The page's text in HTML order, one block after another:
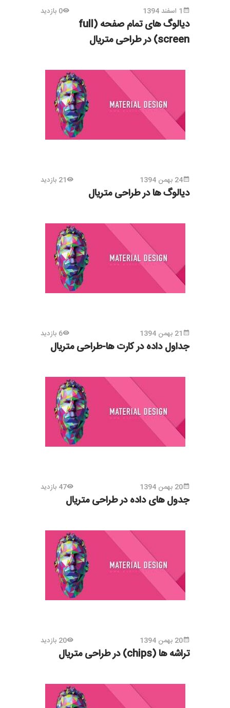
1 اسفند 1394 0 بازدید
دیالوگ های تمام صفحه (full
screen) در طراحی متریال
24 بهمن 1394 21 بازدید
دیالوگ ها در طراحی متریال
21 بهمن 1394 6 بازدید
جداول داده در کارت ها-طراحی متریال
20 بهمن 1394 47 بازدید
جدول های داده در طراحی متریال
20 بهمن 1394 20 بازدید
تراشه ها (chips) در طراحی متریال